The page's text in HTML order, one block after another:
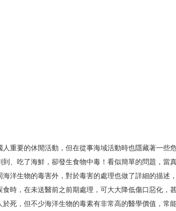
重要的休閒活動，但在從事海域活動時也隱藏著一些危
、吃了海鮮，卻發生食物中毒！看似簡單的問題，當
洋生物的毒害外，對於毒害的處理也做了詳細的描述
時，在未送醫前之前期處理，可大大降低傷口惡化，
死，但不少海洋生物的毒素有非常高的醫學價值，常